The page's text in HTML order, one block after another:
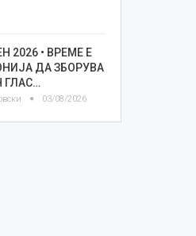
2026 • ВРЕМЕ Е
ДА ЗБОРУВА
ГЛАС…
03/08/2026